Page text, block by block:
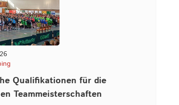
Qualifikationen für die
Teammeisterschaften